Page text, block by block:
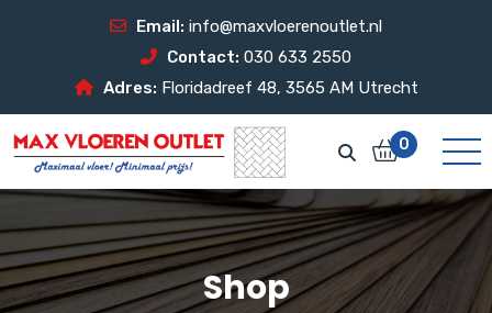
Email: info@maxvloerenoutlet.nl
Contact: 030 633 2550
Adres: Floridadreef 48, 3565 AM Utrecht
0
Shop